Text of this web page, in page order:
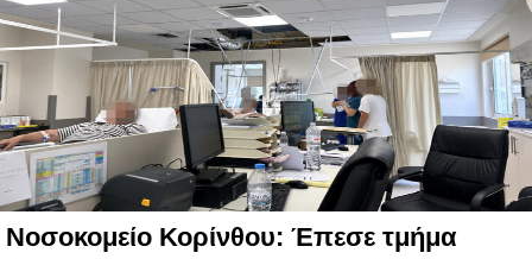
Νοσοκομείο Κορίνθου: Έπεσε τμήμα